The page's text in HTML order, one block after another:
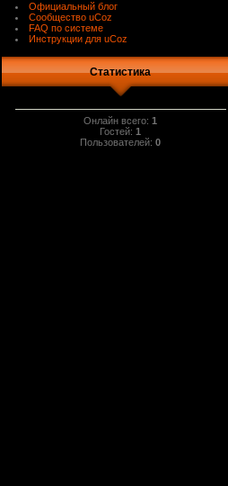
Официальный блог
Сообщество uCoz
FAQ по системе
Инструкции для uCoz
Статистика
Онлайн всего:1
Гостей:1
Пользователей:0